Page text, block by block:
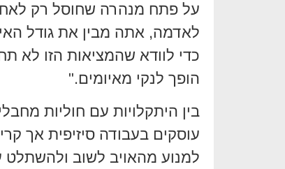
על פתח מנהרה שחוסל רק
לאדמה, אתה מבין את גודל
כדי לוודא שהמציאות הזו לא
הופך לנקי מאיומים."
בין היתקלויות עם חוליות
עוסקים בעבודה סיזיפית אך
למנוע מהאויב לשוב